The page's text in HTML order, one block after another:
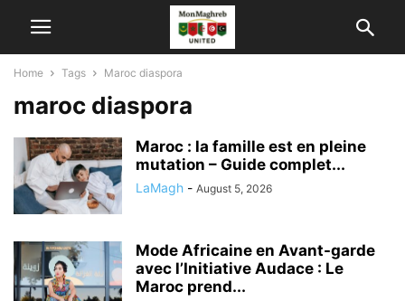
Home Tags Maroc diaspora
maroc diaspora
Maroc : la famille est en pleine
mutation – Guide complet...
LaMagh - August 5, 2026
Mode Africaine en Avant-garde
avec l’Initiative Audace : Le
Maroc prend...